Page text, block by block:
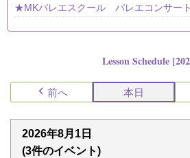
★MKバレエスクール バレエコンサー
Lesson Schedule
前へ 本日
2026年8月1日
(3件のイベント)